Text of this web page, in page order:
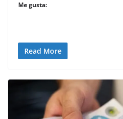
Me gusta:
Read More